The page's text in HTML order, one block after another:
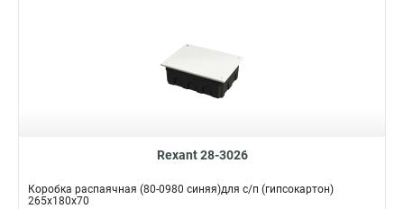
Rexant 28-3026
Коробка распаячная (80-0980 синяя)для с/п (гипсокартон)
265х180х70